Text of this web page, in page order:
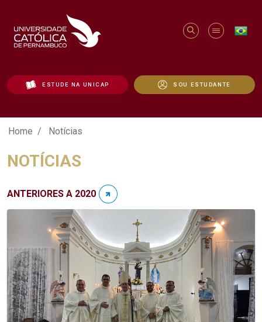
ESTUDE NA UNICAP SOU ESTUDANTE
Notícias - Unicap
Home Notícias
NOTÍCIAS
ANTERIORES A 2020